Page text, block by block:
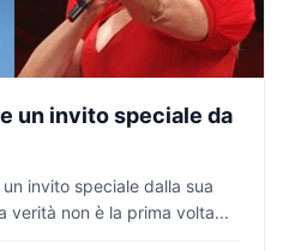
un invito speciale da
invito speciale dalla sua
verità non è la prima volta...